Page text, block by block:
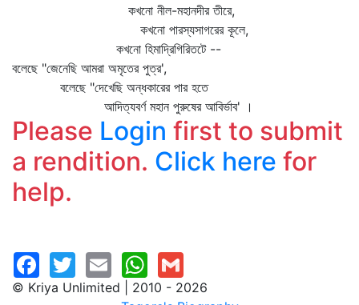
কখনো নীল-মহানদীর তীরে,
কখনো পারস্যসাগরের কূলে,
কখনো হিমাদ্রিগিরিতটে --
বলেছে "জেনেছি আমরা অমৃতের পুত্র',
বলেছে "দেখেছি অন্ধকারের পার হতে
আদিত্যবর্ণ মহান পুরুষের আবির্ভাব' ।
Please Login first to submit
a rendition. Click here for
help.
© Kriya Unlimited | 2010 - 2026